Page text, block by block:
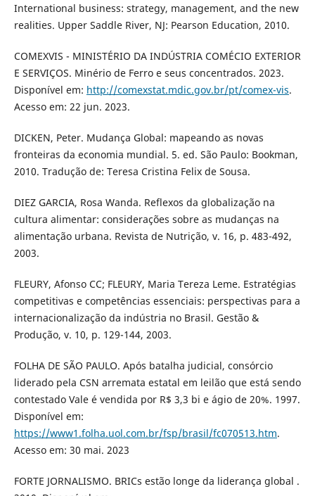
International business: strategy, management, and the new
realities. Upper Saddle River, NJ: Pearson Education, 2010.
COMEXVIS - MINISTÉRIO DA INDÚSTRIA COMÉCIO EXTERIOR
E SERVIÇOS. Minério de Ferro e seus concentrados. 2023.
Disponível em: http://comexstat.mdic.gov.br/pt/comex-vis.
Acesso em: 22 jun. 2023.
DICKEN, Peter. Mudança Global: mapeando as novas
fronteiras da economia mundial. 5. ed. São Paulo: Bookman,
2010. Tradução de: Teresa Cristina Felix de Sousa.
DIEZ GARCIA, Rosa Wanda. Reflexos da globalização na
cultura alimentar: considerações sobre as mudanças na
alimentação urbana. Revista de Nutrição, v. 16, p. 483-492,
2003.
FLEURY, Afonso CC; FLEURY, Maria Tereza Leme. Estratégias
competitivas e competências essenciais: perspectivas para a
internacionalização da indústria no Brasil. Gestão &
Produção, v. 10, p. 129-144, 2003.
FOLHA DE SÃO PAULO. Após batalha judicial, consórcio
liderado pela CSN arremata estatal em leilão que está sendo
contestado Vale é vendida por R$ 3,3 bi e ágio de 20%. 1997.
Disponível em:
https://www1.folha.uol.com.br/fsp/brasil/fc070513.htm.
Acesso em: 30 mai. 2023
FORTE JORNALISMO. BRICs estão longe da liderança global .